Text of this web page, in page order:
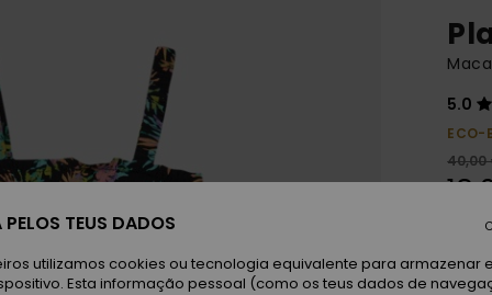
5.0
ECO-
40,00
TEUS DADOS
utilizamos cookies ou tecnologia equivalente para armazenar
Esta informação pessoal (como os teus dados de